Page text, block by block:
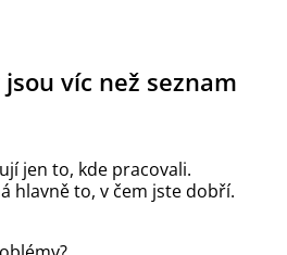
víc než seznam
jen to, kde pracovali.
hlavně to, v čem jste dobří.